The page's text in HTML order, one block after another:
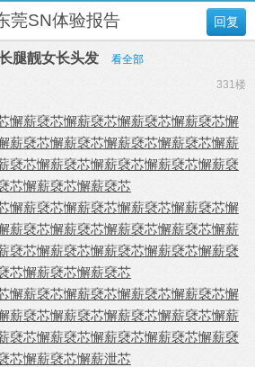
回复
莞SN体验报告
腿靓女长头发
看全部
331楼
懈薪褎芯懈薪褎芯懈薪褎芯懈薪褎芯懈
薪褎芯懈薪褎芯懈薪褎芯懈薪褎芯懈薪
褎芯懈薪褎芯懈薪褎芯懈薪褎芯懈薪褎
芯懈薪褎芯懈薪褎芯
懈薪褎芯懈薪褎芯懈薪褎芯懈薪褎芯懈
薪褎芯懈薪褎芯懈薪褎芯懈薪褎芯懈薪
褎芯懈薪褎芯懈薪褎芯懈薪褎芯懈薪褎
芯懈薪褎芯懈薪褎芯
懈薪褎芯懈薪褎芯懈薪褎芯懈薪褎芯懈
薪褎芯懈薪褎芯懈薪褎芯懈薪褎芯懈薪
褎芯懈薪褎芯懈薪褎芯懈薪褎芯懈薪褎
芯懈薪褎芯懈薪泄芯